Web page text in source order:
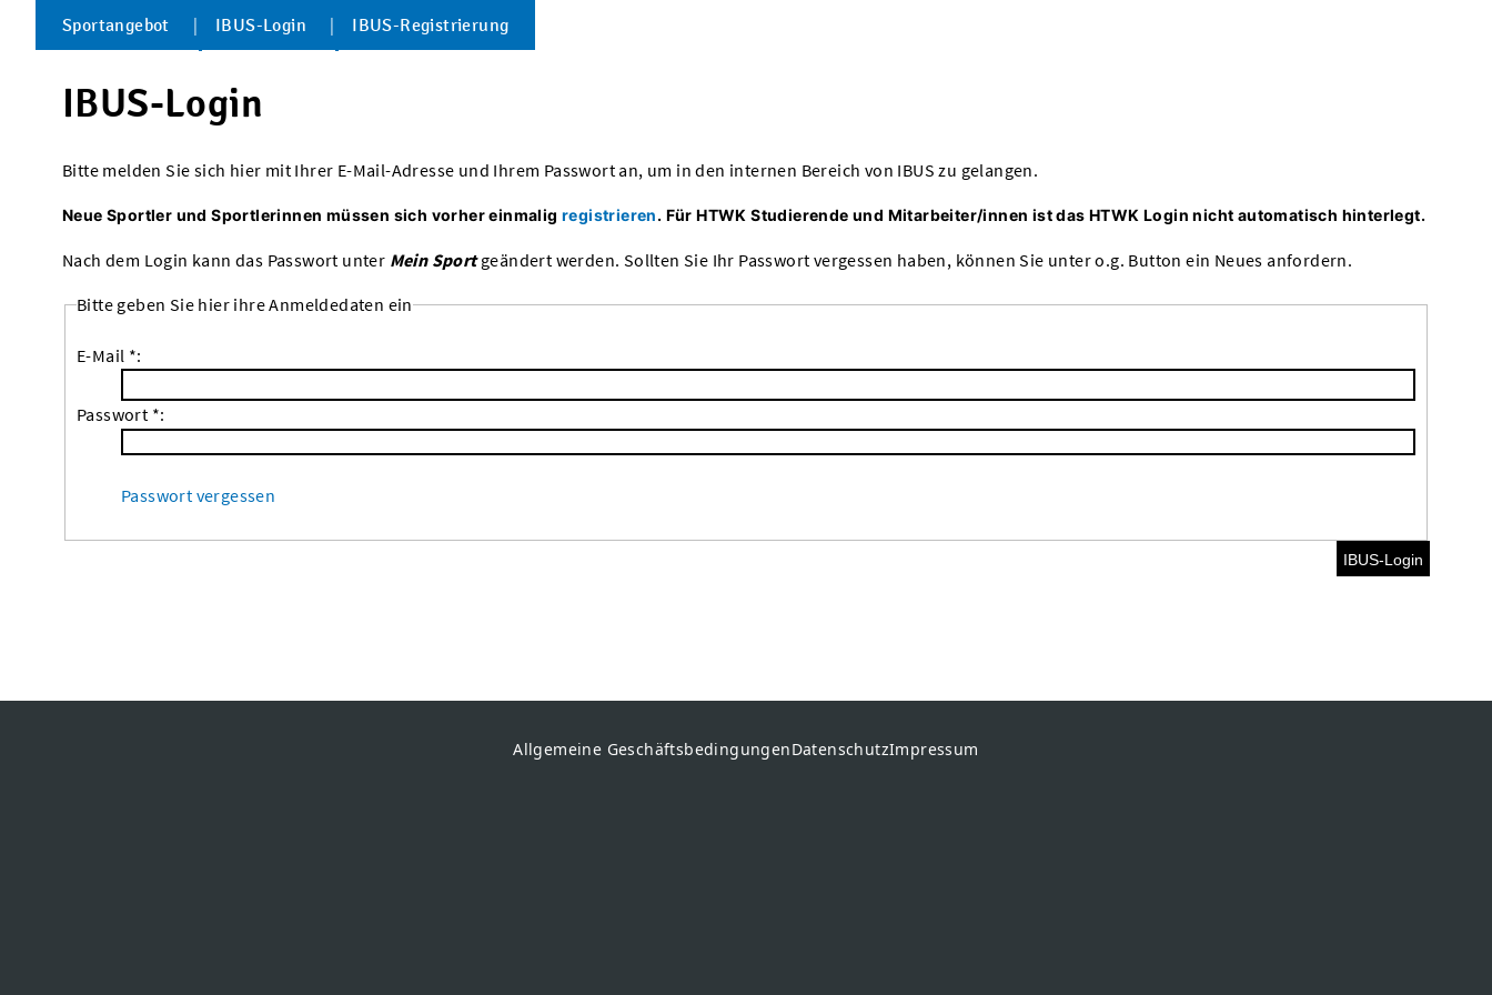
Sportangebot IBUS-Login IBUS-Registrierung
IBUS-Login
Bitte melden Sie sich hier mit Ihrer E-Mail-Adresse und Ihrem Passwort an, um in den internen Bereich von IBUS zu gelangen.
Neue Sportler und Sportlerinnen müssen sich vorher einmalig registrieren. Für HTWK Studierende und Mitarbeiter/innen ist das HTWK Login nicht automatisch hinterlegt.
Nach dem Login kann das Passwort unter Mein Sport geändert werden. Sollten Sie Ihr Passwort vergessen haben, können Sie unter o.g. Button ein Neues anfordern.
Bitte geben Sie hier ihre Anmeldedaten ein
E-Mail *:
Passwort *:
Passwort vergessen
IBUS-Login
Allgemeine GeschäftsbedingungenDatenschutzImpressum